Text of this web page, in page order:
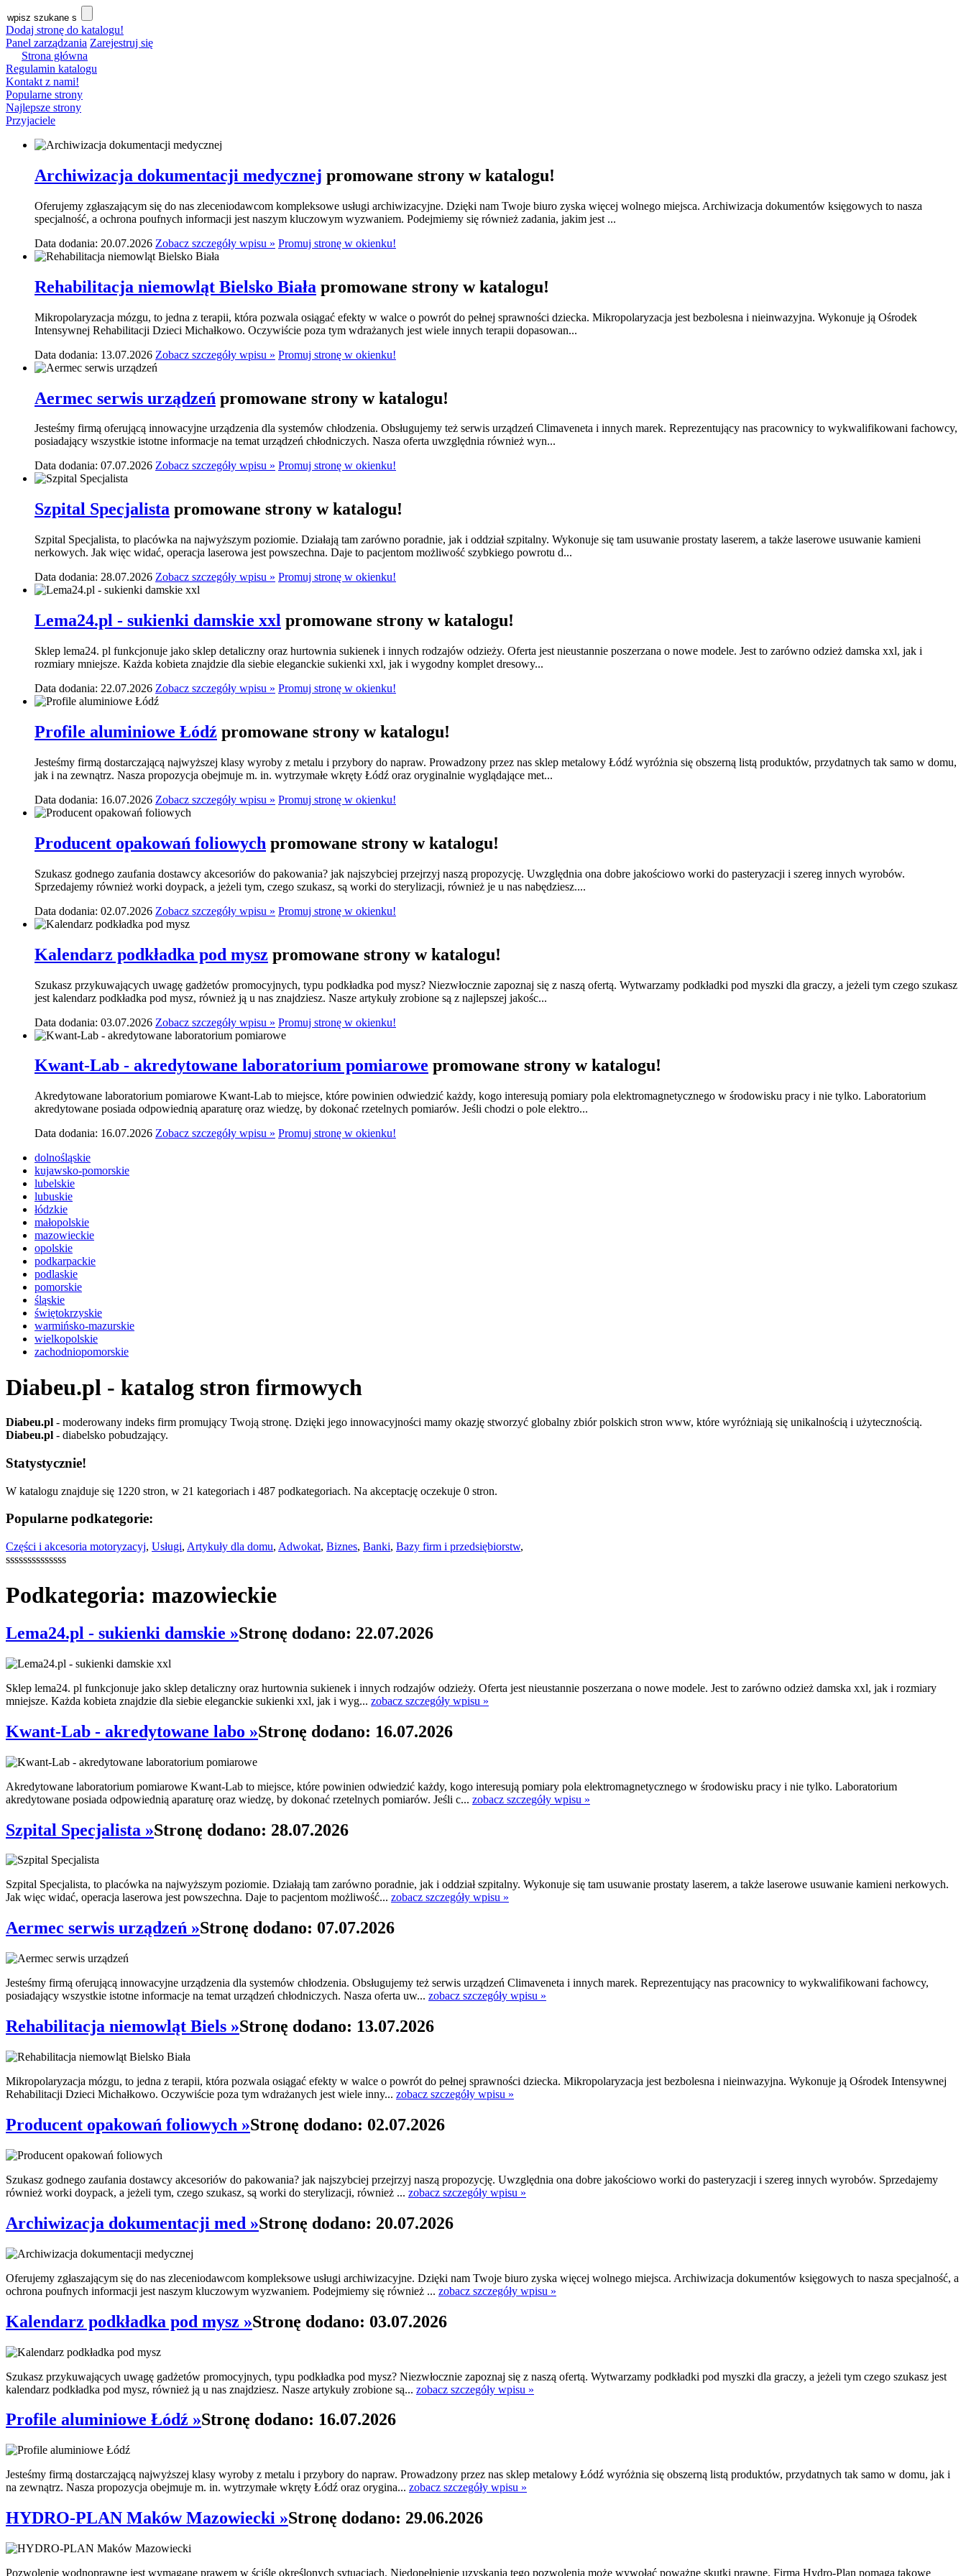
Dodaj stronę do katalogu!
Panel zarządzania Zarejestruj się
Strona główna
Regulamin katalogu
Kontakt z nami!
Popularne strony
Najlepsze strony
Przyjaciele
Archiwizacja dokumentacji medycznej promowane strony w katalogu!
Oferujemy zgłaszającym się do nas zleceniodawcom kompleksowe usługi archiwizacyjne. Dzięki nam Twoje biuro zyska więcej wolnego miejsca. Archiwizacja dokumentów księgowych to nasza
specjalność, a ochrona poufnych informacji jest naszym kluczowym wyzwaniem. Podejmiemy się również zadania, jakim jest ...
Data dodania: 20.07.2026 Zobacz szczegóły wpisu » Promuj stronę w okienku!
Rehabilitacja niemowląt Bielsko Biała promowane strony w katalogu!
Mikropolaryzacja mózgu, to jedna z terapii, która pozwala osiągać efekty w walce o powrót do pełnej sprawności dziecka. Mikropolaryzacja jest bezbolesna i nieinwazyjna. Wykonuje ją Ośrodek
Intensywnej Rehabilitacji Dzieci Michałkowo. Oczywiście poza tym wdrażanych jest wiele innych terapii dopasowan...
Data dodania: 13.07.2026 Zobacz szczegóły wpisu » Promuj stronę w okienku!
Aermec serwis urządzeń promowane strony w katalogu!
Jesteśmy firmą oferującą innowacyjne urządzenia dla systemów chłodzenia. Obsługujemy też serwis urządzeń Climaveneta i innych marek. Reprezentujący nas pracownicy to wykwalifikowani fachowcy,
posiadający wszystkie istotne informacje na temat urządzeń chłodniczych. Nasza oferta uwzględnia również wyn...
Data dodania: 07.07.2026 Zobacz szczegóły wpisu » Promuj stronę w okienku!
Szpital Specjalista promowane strony w katalogu!
Szpital Specjalista, to placówka na najwyższym poziomie. Działają tam zarówno poradnie, jak i oddział szpitalny. Wykonuje się tam usuwanie prostaty laserem, a także laserowe usuwanie kamieni
nerkowych. Jak więc widać, operacja laserowa jest powszechna. Daje to pacjentom możliwość szybkiego powrotu d...
Data dodania: 28.07.2026 Zobacz szczegóły wpisu » Promuj stronę w okienku!
Lema24.pl - sukienki damskie xxl promowane strony w katalogu!
Sklep lema24. pl funkcjonuje jako sklep detaliczny oraz hurtownia sukienek i innych rodzajów odzieży. Oferta jest nieustannie poszerzana o nowe modele. Jest to zarówno odzież damska xxl, jak i
rozmiary mniejsze. Każda kobieta znajdzie dla siebie eleganckie sukienki xxl, jak i wygodny komplet dresowy...
Data dodania: 22.07.2026 Zobacz szczegóły wpisu » Promuj stronę w okienku!
Profile aluminiowe Łódź promowane strony w katalogu!
Jesteśmy firmą dostarczającą najwyższej klasy wyroby z metalu i przybory do napraw. Prowadzony przez nas sklep metalowy Łódź wyróżnia się obszerną listą produktów, przydatnych tak samo w domu,
jak i na zewnątrz. Nasza propozycja obejmuje m. in. wytrzymałe wkręty Łódź oraz oryginalnie wyglądające met...
Data dodania: 16.07.2026 Zobacz szczegóły wpisu » Promuj stronę w okienku!
Producent opakowań foliowych promowane strony w katalogu!
Szukasz godnego zaufania dostawcy akcesoriów do pakowania? jak najszybciej przejrzyj naszą propozycję. Uwzględnia ona dobre jakościowo worki do pasteryzacji i szereg innych wyrobów.
Sprzedajemy również worki doypack, a jeżeli tym, czego szukasz, są worki do sterylizacji, również je u nas nabędziesz....
Data dodania: 02.07.2026 Zobacz szczegóły wpisu » Promuj stronę w okienku!
Kalendarz podkładka pod mysz promowane strony w katalogu!
Szukasz przykuwających uwagę gadżetów promocyjnych, typu podkładka pod mysz? Niezwłocznie zapoznaj się z naszą ofertą. Wytwarzamy podkładki pod myszki dla graczy, a jeżeli tym czego szukasz
jest kalendarz podkładka pod mysz, również ją u nas znajdziesz. Nasze artykuły zrobione są z najlepszej jakośc...
Data dodania: 03.07.2026 Zobacz szczegóły wpisu » Promuj stronę w okienku!
Kwant-Lab - akredytowane laboratorium pomiarowe promowane strony w katalogu!
Akredytowane laboratorium pomiarowe Kwant-Lab to miejsce, które powinien odwiedzić każdy, kogo interesują pomiary pola elektromagnetycznego w środowisku pracy i nie tylko. Laboratorium
akredytowane posiada odpowiednią aparaturę oraz wiedzę, by dokonać rzetelnych pomiarów. Jeśli chodzi o pole elektro...
Data dodania: 16.07.2026 Zobacz szczegóły wpisu » Promuj stronę w okienku!
dolnośląskie
kujawsko-pomorskie
lubelskie
lubuskie
łódzkie
małopolskie
mazowieckie
opolskie
podkarpackie
podlaskie
pomorskie
śląskie
świętokrzyskie
warmińsko-mazurskie
wielkopolskie
zachodniopomorskie
Diabeu.pl - katalog stron firmowych
Diabeu.pl - moderowany indeks firm promujący Twoją stronę. Dzięki jego innowacyjności mamy okazję stworzyć globalny zbiór polskich stron www, które wyróżniają się unikalnością i użytecznością.
Diabeu.pl - diabelsko pobudzający.
Statystycznie!
W katalogu znajduje się 1220 stron, w 21 kategoriach i 487 podkategoriach. Na akceptację oczekuje 0 stron.
Popularne podkategorie:
Części i akcesoria motoryzacyj, Usługi, Artykuły dla domu, Adwokat, Biznes, Banki, Bazy firm i przedsiębiorstw,
ssssssssssssss
Podkategoria: mazowieckie
Lema24.pl - sukienki damskie »Stronę dodano: 22.07.2026
Sklep lema24. pl funkcjonuje jako sklep detaliczny oraz hurtownia sukienek i innych rodzajów odzieży. Oferta jest nieustannie poszerzana o nowe modele. Jest to zarówno odzież damska xxl, jak i rozmiary
mniejsze. Każda kobieta znajdzie dla siebie eleganckie sukienki xxl, jak i wyg... zobacz szczegóły wpisu »
Kwant-Lab - akredytowane labo »Stronę dodano: 16.07.2026
Akredytowane laboratorium pomiarowe Kwant-Lab to miejsce, które powinien odwiedzić każdy, kogo interesują pomiary pola elektromagnetycznego w środowisku pracy i nie tylko. Laboratorium
akredytowane posiada odpowiednią aparaturę oraz wiedzę, by dokonać rzetelnych pomiarów. Jeśli c... zobacz szczegóły wpisu »
Szpital Specjalista »Stronę dodano: 28.07.2026
Szpital Specjalista, to placówka na najwyższym poziomie. Działają tam zarówno poradnie, jak i oddział szpitalny. Wykonuje się tam usuwanie prostaty laserem, a także laserowe usuwanie kamieni nerkowych.
Jak więc widać, operacja laserowa jest powszechna. Daje to pacjentom możliwość... zobacz szczegóły wpisu »
Aermec serwis urządzeń »Stronę dodano: 07.07.2026
Jesteśmy firmą oferującą innowacyjne urządzenia dla systemów chłodzenia. Obsługujemy też serwis urządzeń Climaveneta i innych marek. Reprezentujący nas pracownicy to wykwalifikowani fachowcy,
posiadający wszystkie istotne informacje na temat urządzeń chłodniczych. Nasza oferta uw... zobacz szczegóły wpisu »
Rehabilitacja niemowląt Biels »Stronę dodano: 13.07.2026
Mikropolaryzacja mózgu, to jedna z terapii, która pozwala osiągać efekty w walce o powrót do pełnej sprawności dziecka. Mikropolaryzacja jest bezbolesna i nieinwazyjna. Wykonuje ją Ośrodek Intensywnej
Rehabilitacji Dzieci Michałkowo. Oczywiście poza tym wdrażanych jest wiele inny... zobacz szczegóły wpisu »
Producent opakowań foliowych »Stronę dodano: 02.07.2026
Szukasz godnego zaufania dostawcy akcesoriów do pakowania? jak najszybciej przejrzyj naszą propozycję. Uwzględnia ona dobre jakościowo worki do pasteryzacji i szereg innych wyrobów. Sprzedajemy
również worki doypack, a jeżeli tym, czego szukasz, są worki do sterylizacji, również ... zobacz szczegóły wpisu »
Archiwizacja dokumentacji med »Stronę dodano: 20.07.2026
Oferujemy zgłaszającym się do nas zleceniodawcom kompleksowe usługi archiwizacyjne. Dzięki nam Twoje biuro zyska więcej wolnego miejsca. Archiwizacja dokumentów księgowych to nasza specjalność, a
ochrona poufnych informacji jest naszym kluczowym wyzwaniem. Podejmiemy się również ... zobacz szczegóły wpisu »
Kalendarz podkładka pod mysz »Stronę dodano: 03.07.2026
Szukasz przykuwających uwagę gadżetów promocyjnych, typu podkładka pod mysz? Niezwłocznie zapoznaj się z naszą ofertą. Wytwarzamy podkładki pod myszki dla graczy, a jeżeli tym czego szukasz jest
kalendarz podkładka pod mysz, również ją u nas znajdziesz. Nasze artykuły zrobione są... zobacz szczegóły wpisu »
Profile aluminiowe Łódź »Stronę dodano: 16.07.2026
Jesteśmy firmą dostarczającą najwyższej klasy wyroby z metalu i przybory do napraw. Prowadzony przez nas sklep metalowy Łódź wyróżnia się obszerną listą produktów, przydatnych tak samo w domu, jak i
na zewnątrz. Nasza propozycja obejmuje m. in. wytrzymałe wkręty Łódź oraz orygina... zobacz szczegóły wpisu »
HYDRO-PLAN Maków Mazowiecki »Stronę dodano: 29.06.2026
Pozwolenie wodnoprawne jest wymagane prawem w ściśle określonych sytuacjach. Niedopełnienie uzyskania tego pozwolenia może wywołać poważne skutki prawne. Firma Hydro-Plan pomaga takowe